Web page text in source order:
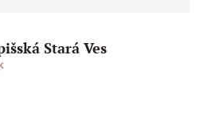
Stará Ves